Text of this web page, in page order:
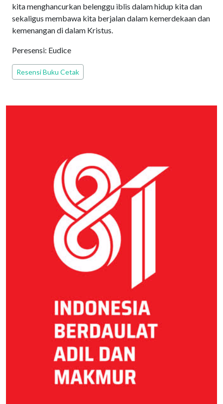
kita menghancurkan belenggu iblis dalam hidup kita dan
sekaligus membawa kita berjalan dalam kemerdekaan dan
kemenangan di dalam Kristus.
Peresensi: Eudice
Resensi Buku Cetak